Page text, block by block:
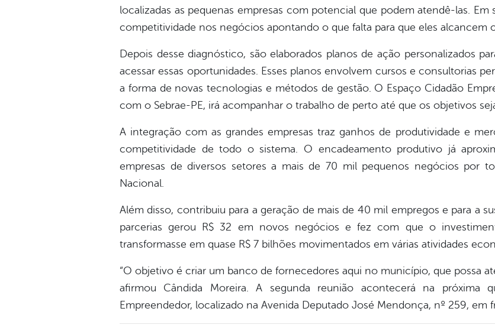
localizadas as pequenas empresas com potencial que podem atendê-las. Em
competitividade nos negócios apontando o que falta para que eles alcancem
Depois desse diagnóstico, são elaborados planos de ação personalizados
acessar essas oportunidades. Esses planos envolvem cursos e consultorias
a forma de novas tecnologias e métodos de gestão. O Espaço Cidadão
com o Sebrae-PE, irá acompanhar o trabalho de perto até que os objetivos
A integração com as grandes empresas traz ganhos de produtividade e
competitividade de todo o sistema. O encadeamento produtivo já
empresas de diversos setores a mais de 70 mil pequenos negócios por
Nacional.
Além disso, contribuiu para a geração de mais de 40 mil empregos e para a
parcerias gerou R$ 32 em novos negócios e fez com que o
transformasse em quase R$ 7 bilhões movimentados em várias atividades
“O objetivo é criar um banco de fornecedores aqui no município, que possa
afirmou Cândida Moreira. A segunda reunião acontecerá na próxima
Empreendedor, localizado na Avenida Deputado José Mendonça, nº 259, em